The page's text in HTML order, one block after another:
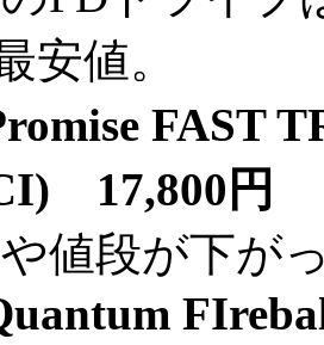
安値。
FAST
17,800円
値段が下が